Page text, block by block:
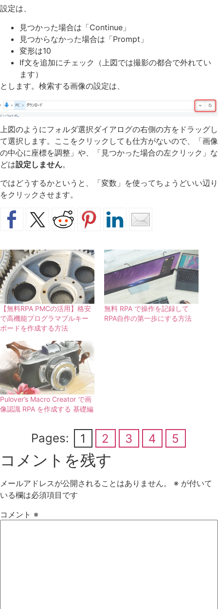
設定は、
見つかった場合は「Continue」
見つからなかった場合は「Prompt」
変形は10
If文を追加にチェック（上図では撮影の都合で外れてい
ます）
とします。検索する画像の設定は、
上図のようにフォルダ選択ダイアログの右側の方をドラッグし
て選択します。ここをクリックしても仕方がないので、「画像
の中心に座標を調整」や、「見つかった場合の左クリック」な
どは設定しません。
ではどうするかというと、「変数」を使ってちょうどいい辺り
をクリックさせます。
【無料RPA PMCの活用】格安
で高機能プログラマブルキー
ボードを作成する方法
無料 RPA で操作を記録して
RPA自作の第一歩にする方法
Pulover’s Macro Creator で画
像認識 RPA を作成する 基礎編
Pages: 1 2 3 4 5
コメントを残す
メールアドレスが公開されることはありません。 ※ が付いて
いる欄は必須項目です
コメント ※